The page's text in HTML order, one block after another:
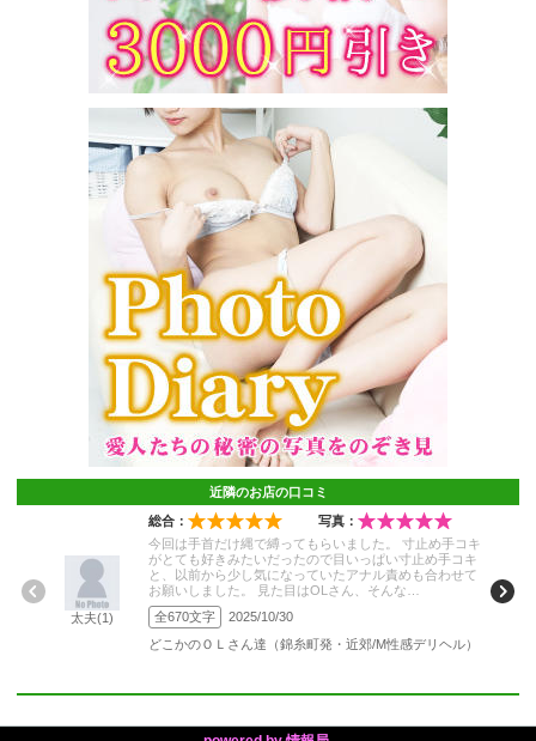
近隣のお店の口コミ
太夫(1)
総合：
写真：
今回は手首だけ縄で縛ってもらいました。 寸止め手コキ
がとても好きみたいだったので目いっぱい寸止め手コキ
と、以前から少し気になっていたアナル責めも合わせて
お願いしました。 見た目はOLさん、そんな…
全670文字
2025/10/30
どこかのＯＬさん達（錦糸町発・近郊/M性感デリヘル）